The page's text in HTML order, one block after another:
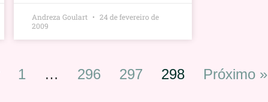
Andreza Goulart
24 de fevereiro de
2009
1 … 296 297 298 Próximo »